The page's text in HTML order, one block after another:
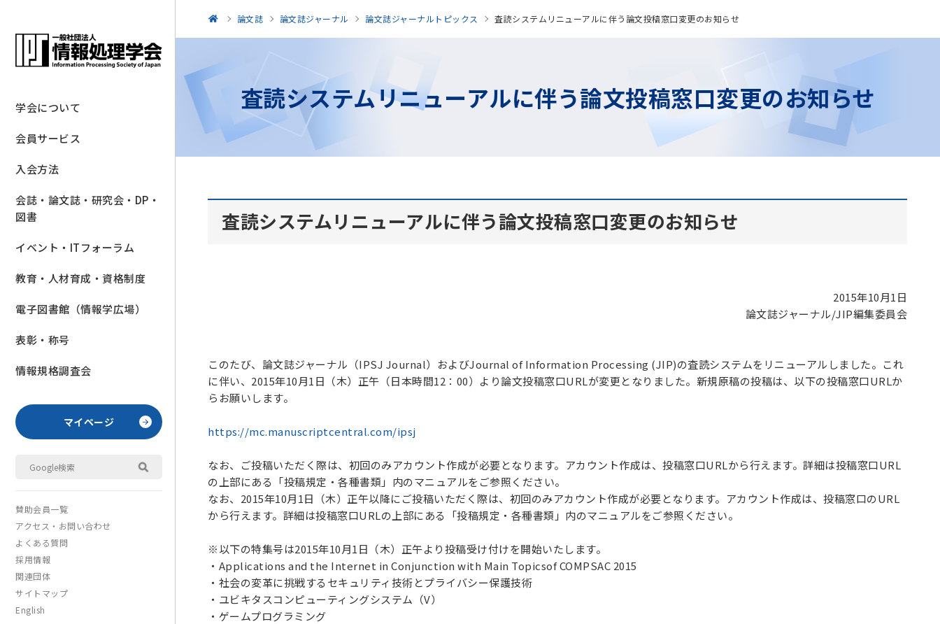
学会について
会員サービス
入会方法
会誌・論文誌・研究会・DP・
図書
イベント・ITフォーラム
教育・人材育成・資格制度
電子図書館（情報学広場）
表彰・称号
情報規格調査会
マイページ
賛助会員一覧
アクセス・お問い合わせ
よくある質問
採用情報
関連団体
サイトマップ
English
論文誌 論文誌ジャーナル 論文誌ジャーナルトピックス 査読システムリニューアルに伴う論文投稿窓口変更のお知らせ
査読システムリニューアルに伴う論文投稿窓口変更のお知らせ
査読システムリニューアルに伴う論文投稿窓口変更のお知らせ
2015年10月1日
論文誌ジャーナル/JIP編集委員会
このたび、論文誌ジャーナル（IPSJ Journal）およびJournal of Information Processing (JIP)の査読システムをリニューアルしました。これ
に伴い、2015年10月1日（木）正午（日本時間12：00）より論文投稿窓口URLが変更となりました。新規原稿の投稿は、以下の投稿窓口URLか
らお願いします。
https://mc.manuscriptcentral.com/ipsj
なお、ご投稿いただく際は、初回のみアカウント作成が必要となります。アカウント作成は、投稿窓口URLから行えます。詳細は投稿窓口URL
の上部にある「投稿規定・各種書類」内のマニュアルをご参照ください。
なお、2015年10月1日（木）正午以降にご投稿いただく際は、初回のみアカウント作成が必要となります。アカウント作成は、投稿窓口のURL
から行えます。詳細は投稿窓口URLの上部にある「投稿規定・各種書類」内のマニュアルをご参照ください。
※以下の特集号は2015年10月1日（木）正午より投稿受け付けを開始いたします。
・Applications and the Internet in Conjunction with Main Topicsof COMPSAC 2015
・社会の変革に挑戦するセキュリティ技術とプライバシー保護技術
・ユビキタスコンピューティングシステム（V）
・ゲームプログラミング